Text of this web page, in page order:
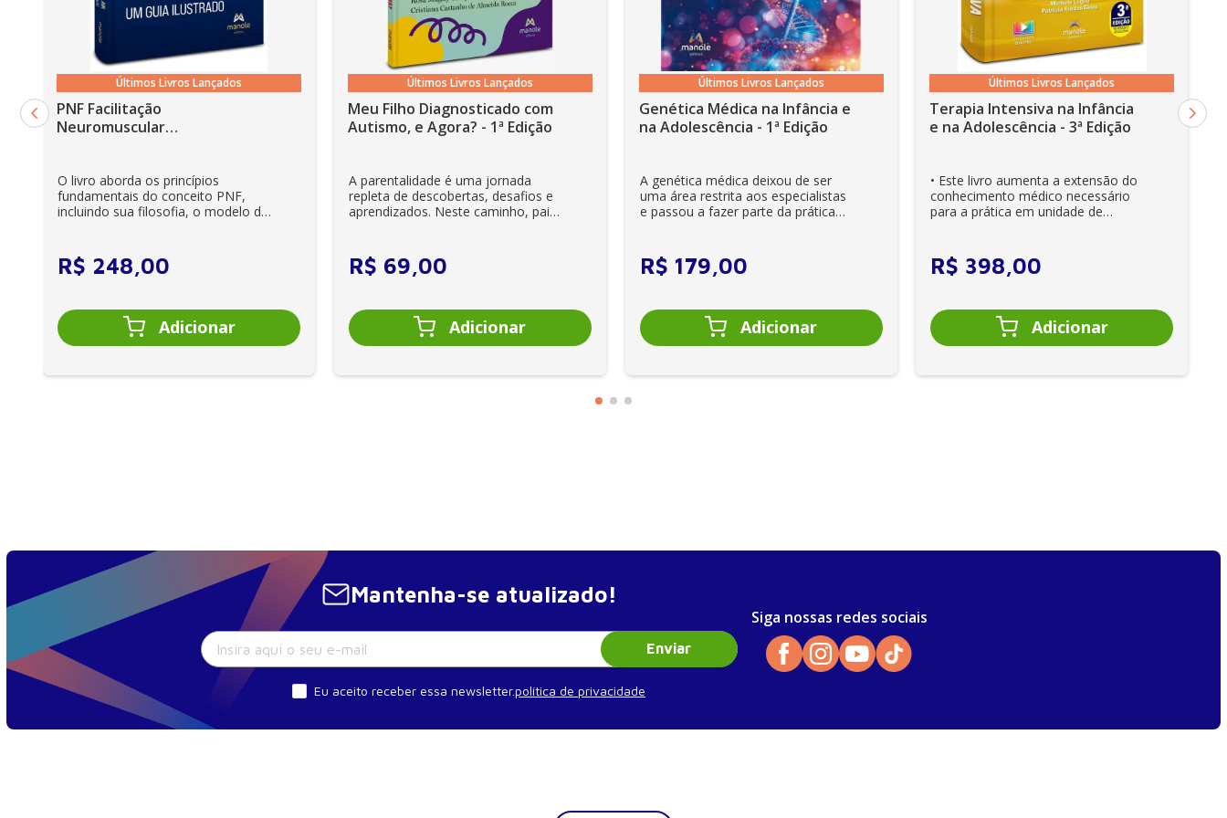
16. Prospecção de metabólitos secundários bioativos
17. Bioprospecção de fungos endofíticos visando à descoberta de novos metabólitos secundários
18. Frutas mirtáceas da biodiversidade brasileira como potenciais fontes de fitoquímicos
19. Legislação aplicada a drogas vegetais, fitoterápicos e alimentos
Últimos Livros Lançados
PNF Facilitação
Neuromuscular
O livro aborda os princípios
fundamentais do conceito PNF,
incluindo sua filosofia, o modelo da
R$ 248,00
Últimos Livros Lançados
Meu Filho Diagnosticado com
Autismo, e Agora? - 1ª Edição
A parentalidade é uma jornada
repleta de descobertas, desafios e
aprendizados. Neste caminho, pais
R$ 69,00
Últimos Livros Lançados
Genética Médica na Infância e
na Adolescência - 1ª Edição
A genética médica deixou de ser
uma área restrita aos especialistas
e passou a fazer parte da prática
R$ 179,00
Últimos Livros Lançados
Terapia Intensiva na Infância
e na Adolescência - 3ª Edição
• Este livro aumenta a extensão do
conhecimento médico necessário
para a prática em unidade de
R$ 398,00
Mantenha-se atualizado!
Enviar
Eu aceito receber essa newsletter.política de privacidade
Siga nossas redes sociais